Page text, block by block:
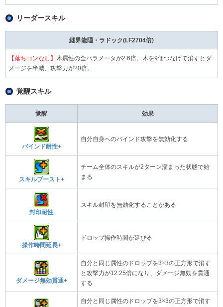
リーダースキル
継界龍隠・ラドック(LF2704倍)
【落ちコンなし】 木属性の全パラメータが2.6倍。木を9個つなげて消すとダ
メージを半減、攻撃力が20倍。
覚醒スキル
覚醒 効果
バインド耐性+
自分自身へのバインド攻撃を無効化する
スキルブースト+
チーム全体のスキルが2ターン溜まった状態で始
まる
封印耐性
スキル封印を無効化することがある
操作時間延長+
ドロップ操作時間が延びる
ダメージ無効貫通+
自分と同じ属性のドロップを3×3の正方形で消す
と攻撃力が12.25倍になり、ダメージ無効を貫通
する
自分と同じ属性のドロップを3×3の正方形で消す